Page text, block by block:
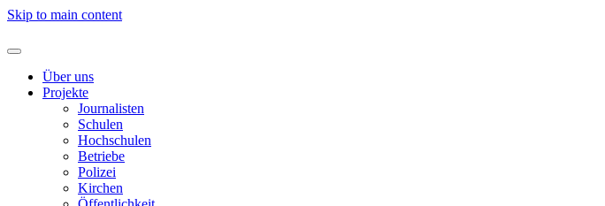
Skip to main content
Über uns
Projekte
Journalisten
Schulen
Hochschulen
Betriebe
Polizei
Kirchen